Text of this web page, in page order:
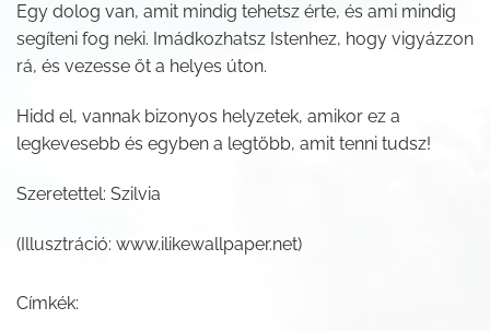
Egy dolog van, amit mindig tehetsz érte, és ami mindig
segíteni fog neki. Imádkozhatsz Istenhez, hogy vigyázzon
rá, és vezesse őt a helyes úton.
Hidd el, vannak bizonyos helyzetek, amikor ez a
legkevesebb és egyben a legtöbb, amit tenni tudsz!
Szeretettel: Szilvia
(Illusztráció: www.ilikewallpaper.net)
Címkék: